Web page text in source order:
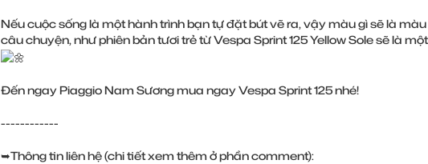
Nếu cuộc sống là một hành trình bạn tự đặt bút vẽ ra, vậy màu gì sẽ là
câu chuyện, như phiên bản tươi trẻ từ Vespa Sprint 125 Yellow Sole sẽ là
Đến ngay Piaggio Nam Sương mua ngay Vespa Sprint 125 nhé!
------------
➥Thông tin liên hệ (chi tiết xem thêm ở phần comment):